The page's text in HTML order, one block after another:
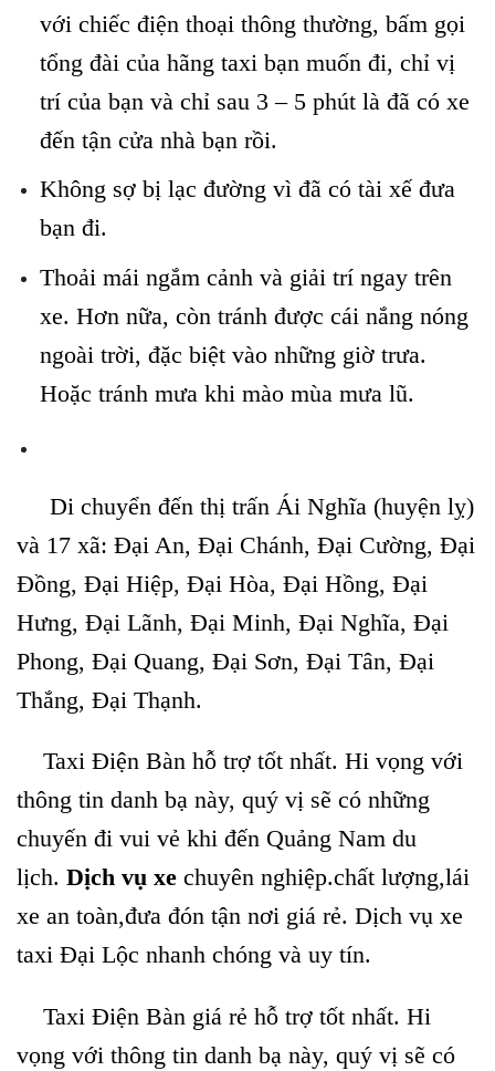
với chiếc điện thoại thông thường, bấm gọi
tổng đài của hãng taxi bạn muốn đi, chỉ vị
trí của bạn và chỉ sau 3 – 5 phút là đã có xe
đến tận cửa nhà bạn rồi.
Không sợ bị lạc đường vì đã có tài xế đưa
bạn đi.
Thoải mái ngắm cảnh và giải trí ngay trên
xe. Hơn nữa, còn tránh được cái nắng nóng
ngoài trời, đặc biệt vào những giờ trưa.
Hoặc tránh mưa khi mào mùa mưa lũ.
Di chuyển đến thị trấn Ái Nghĩa (huyện lỵ)
và 17 xã: Đại An, Đại Chánh, Đại Cường, Đại
Đồng, Đại Hiệp, Đại Hòa, Đại Hồng, Đại
Hưng, Đại Lãnh, Đại Minh, Đại Nghĩa, Đại
Phong, Đại Quang, Đại Sơn, Đại Tân, Đại
Thắng, Đại Thạnh.
Taxi Điện Bàn hỗ trợ tốt nhất. Hi vọng với
thông tin danh bạ này, quý vị sẽ có những
chuyến đi vui vẻ khi đến Quảng Nam du
lịch. Dịch vụ xe chuyên nghiệp.chất lượng,lái
xe an toàn,đưa đón tận nơi giá rẻ. Dịch vụ xe
taxi Đại Lộc nhanh chóng và uy tín.
Taxi Điện Bàn giá rẻ hỗ trợ tốt nhất. Hi
vọng với thông tin danh bạ này, quý vị sẽ có